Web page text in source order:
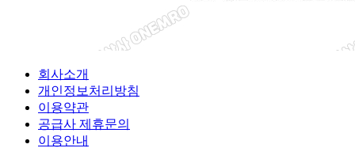
회사소개
개인정보처리방침
이용약관
공급사 제휴문의
이용안내